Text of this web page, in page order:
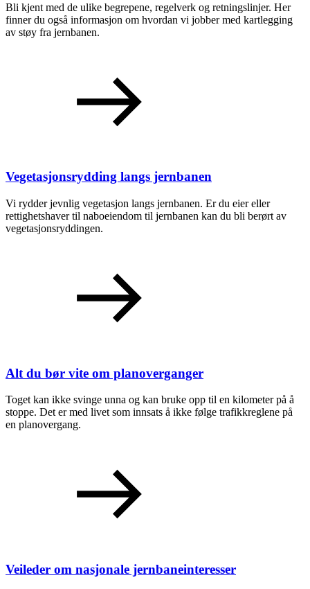
Bli kjent med de ulike begrepene, regelverk og retningslinjer. Her
finner du også informasjon om hvordan vi jobber med kartlegging
av støy fra jernbanen.
Vegetasjonsrydding langs jernbanen
Vi rydder jevnlig vegetasjon langs jernbanen. Er du eier eller
rettighetshaver til naboeiendom til jernbanen kan du bli berørt av
vegetasjonsryddingen.
Alt du bør vite om planoverganger
Toget kan ikke svinge unna og kan bruke opp til en kilometer på å
stoppe. Det er med livet som innsats å ikke følge trafikkreglene på
en planovergang.
Veileder om nasjonale jernbaneinteresser